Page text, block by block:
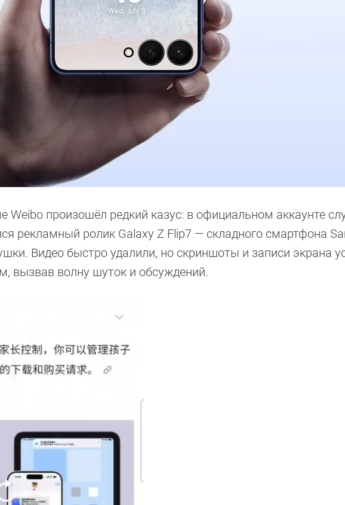
Weibo произошёл редкий казус: в официальном аккаунте
рекламный ролик Galaxy Z Flip7 — складного смартфона
Видео быстро удалили, но скриншоты и записи экрана
вызвав волну шуток и обсуждений.